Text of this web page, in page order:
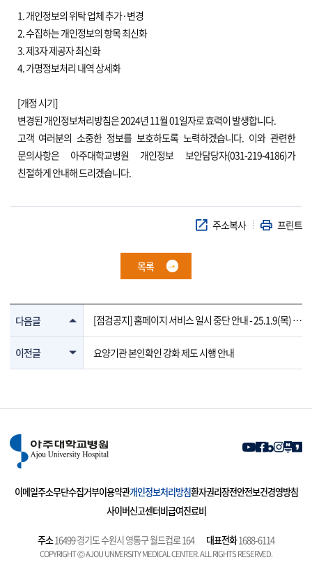
1. 개인정보의 위탁 업체 추가·변경
2. 수집하는 개인정보의 항목 최신화
3. 제3자 제공자 최신화
4. 가명정보처리 내역 상세화
[개정 시기]
변경된 개인정보처리방침은 2024년 11월 01일자로 효력이 발생합니다.
고객 여러분의 소중한 정보를 보호하도록 노력하겠습니다. 이와 관련한
문의사항은 아주대학교병원 개인정보 보안담당자(031-219-4186)가
친절하게 안내해 드리겠습니다.
주소복사 프린트
목록
다음글
[점검공지] 홈페이지 서비스 일시 중단 안내 - 25.1.9(목) 2
1:00~23:00
이전글
요양기관 본인확인 강화 제도 시행 안내
이메일주소무단수집거부이용약관개인정보처리방침환자권리장전안전보건경영방침
사이버신고센터비급여진료비
주소16499 경기도 수원시 영통구 월드컵로 164 대표전화1688-6114
COPYRIGHT Ⓒ AJOU UNIVERSITY MEDICAL CENTER. ALL RIGHTS RESERVED.